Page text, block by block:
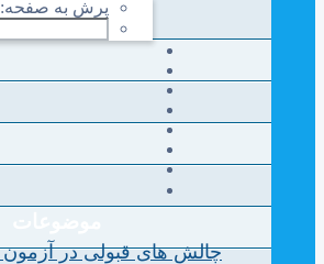
پرش به صفحه:
چالش های قبولی در